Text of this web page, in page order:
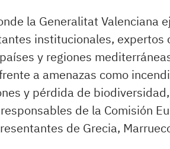
la Generalitat Valenciana
institucionales,
y regiones
a amenazas como
y pérdida de
de la Comisión
de Grecia,